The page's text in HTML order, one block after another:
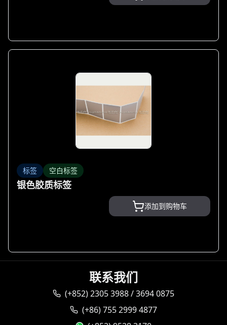
标签 空白标签
银色胶质标签
添加到购物车
联系我们
(+852) 2305 3988 / 3694 0875
(+86) 755 2999 4877